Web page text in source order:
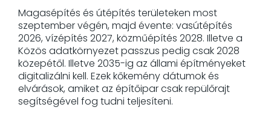
Magasépítés és útépítés területeken most
szeptember végén, majd évente: vasútépítés
2026, vízépítés 2027, közműépítés 2028. Illetve a
Közös adatkörnyezet passzus pedig csak 2028
közepétől. Illetve 2035-ig az állami építményeket
digitalizálni kell. Ezek kőkemény dátumok és
elvárások, amiket az építőipar csak repülőrajt
segítségével fog tudni teljesíteni.